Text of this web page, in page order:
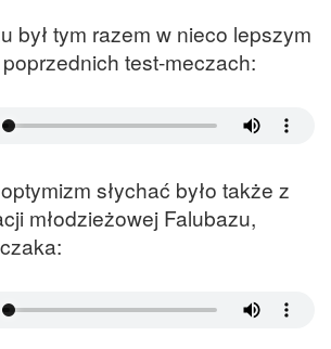
był tym razem w nieco lepszym
test-meczach:
słychać było także z
młodzieżowej Falubazu,